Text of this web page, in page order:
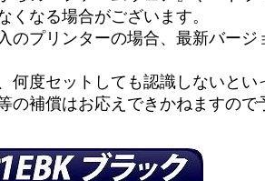
くなる場合がございます。
のプリンターの場合、最新バー
何度セットしても認識しないと
の補償はお応えできかねますので